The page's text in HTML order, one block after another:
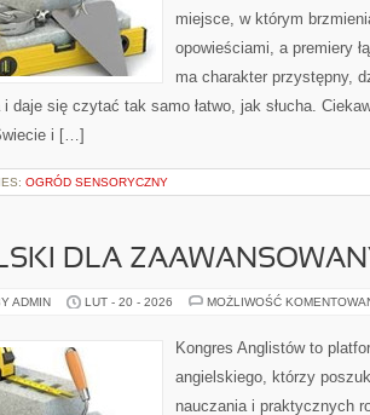
miejsce, w którym
opowieściami, a premiery
ma charakter przystępny,
daje się czytać tak samo łatwo, jak słucha.
i […]
OGRÓD SENSORYCZNY
DLA
ADMIN LUT - 20 - 2026 MOŻLIWOŚĆ
Kongres Anglistów to
angielskiego, którzy
nauczania i praktycznych